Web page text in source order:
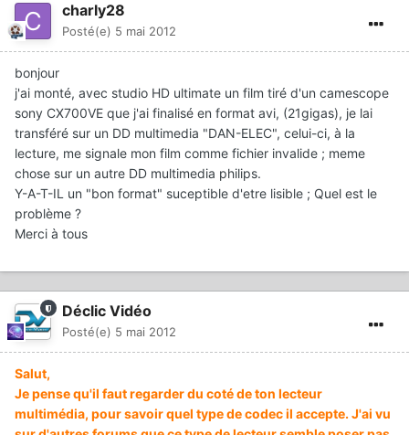
charly28
Posté(e) 5 mai 2012
bonjour
j'ai monté, avec studio HD ultimate un film tiré d'un camescope
sony CX700VE que j'ai finalisé en format avi, (21gigas), je lai
transféré sur un DD multimedia "DAN-ELEC", celui-ci, à la
lecture, me signale mon film comme fichier invalide ; meme
chose sur un autre DD multimedia philips.
Y-A-T-IL un "bon format" suceptible d'etre lisible ; Quel est le
problème ?
Merci à tous
Déclic Vidéo
Posté(e) 5 mai 2012
Salut,
Je pense qu'il faut regarder du coté de ton lecteur
multimédia, pour savoir quel type de codec il accepte. J'ai vu